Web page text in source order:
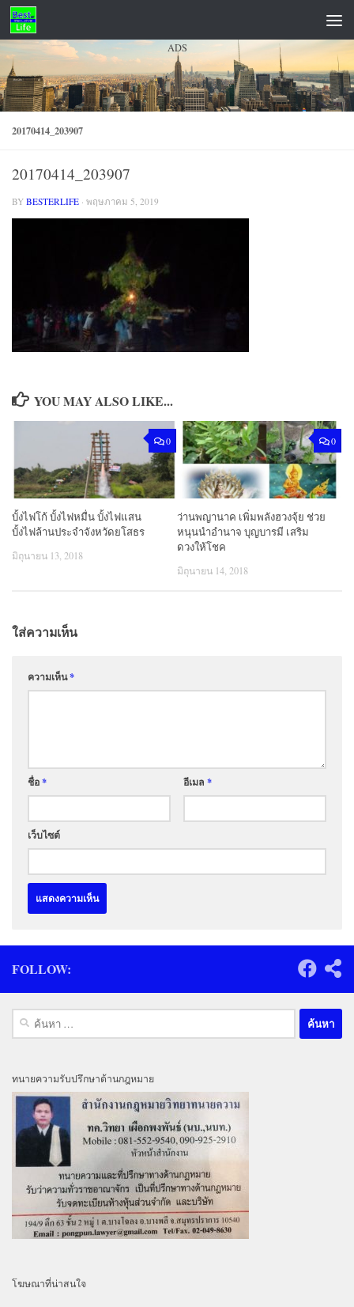
Skip to content
ADS
20170414_203907
20170414_203907
BY BESTERLIFE · พฤษภาคม 5, 2019
YOU MAY ALSO LIKE...
0
บั้งไฟโก้ บั้งไฟหมื่น บั้งไฟแสน
บั้งไฟล้านประจำจังหวัดยโสธร
มิถุนายน 13, 2018
0
ว่านพญานาค เพิ่มพลังฮวงจุ้ย ช่วย
หนุนนำอำนาจ บุญบารมี เสริม
ดวงให้โชค
มิถุนายน 14, 2018
ใส่ความเห็น
ความเห็น*
ชื่อ* อีเมล *
เว็บไซต์
FOLLOW:
ค้นหา
สำหรับ:
ทนายความรับปรึกษาด้านกฎหมาย
โฆษณาที่น่าสนใจ